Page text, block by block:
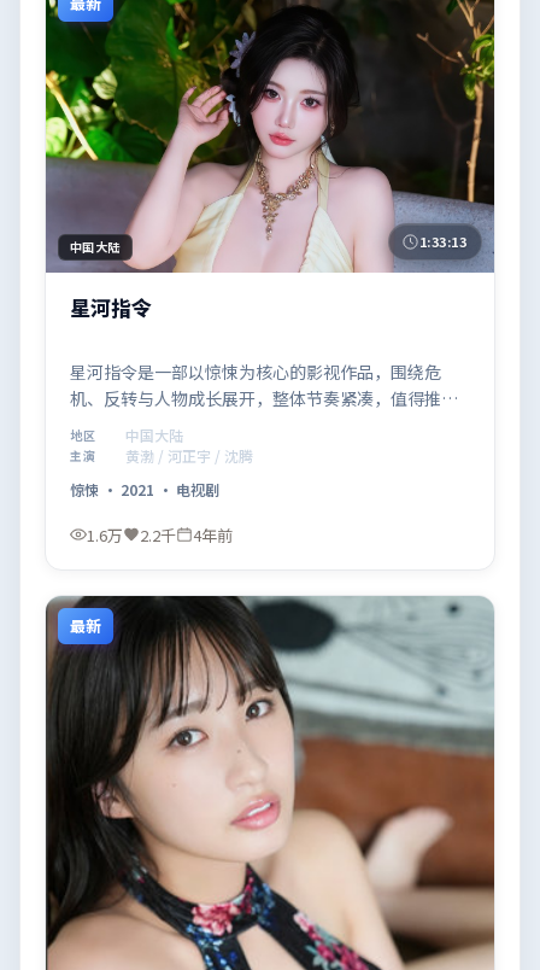
中国大陆 1:33:13
星河指令
星河指令是一部以惊悚为核心的影视作品，围绕危
机、反转与人物成长展开，整体节奏紧凑，值得推荐
观看。
地区 中国大陆
主演
黄渤 / 河正宇 / 沈腾
惊悚 · 2021 · 电视剧
1.6万 2.2千 4年前
最新